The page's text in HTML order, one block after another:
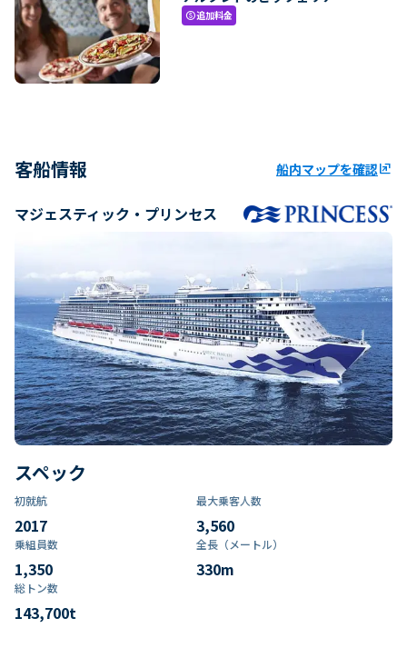
paid追加料金
客船情報 船内マップを確認ungroup
マジェスティック・プリンセス
スペック
初就航
2017
最大乗客人数
3,560
乗組員数​
1,350
全長（メートル）
330m
総トン数​
143,700t